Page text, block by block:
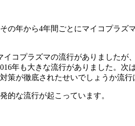
の年から4年間ごとにマイコプラズ
コプラズマの流行がありましたが
年も大きな流行がありました。次
策が徹底されたせいでしょうか流行
的な流行が起こっています。